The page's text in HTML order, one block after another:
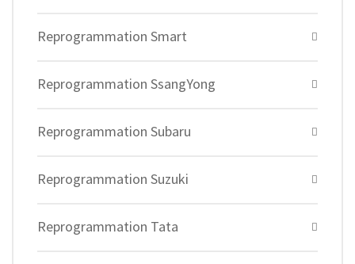
Reprogrammation Smart
Reprogrammation SsangYong
Reprogrammation Subaru
Reprogrammation Suzuki
Reprogrammation Tata